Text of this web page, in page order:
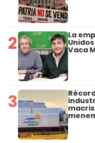
2 La
Vaca
3